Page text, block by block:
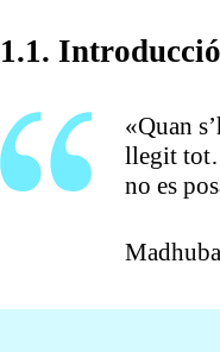
1.1. Introducció
«Quan
llegit
no es